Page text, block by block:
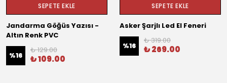
SEPETE EKLE
Jandarma Göğüs Yazısı -
Altın Renk PVC
%16
₺ 129.00
₺ 109.00
SEPETE EKLE
Asker Şarjlı Led El Feneri
%16
₺ 319.00
₺ 269.00